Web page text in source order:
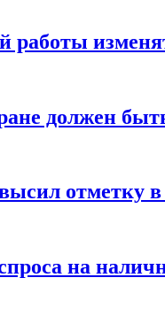
работы
должен
отметку
на